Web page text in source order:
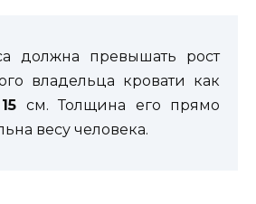
должна превышать рост
владельца кровати как
15 см. Толщина его прямо
весу человека.